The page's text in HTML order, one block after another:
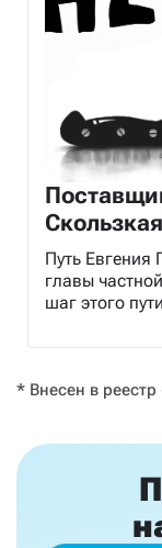
Путь Евгения
главы
шаг этого
* Внесен в реестр